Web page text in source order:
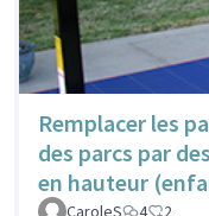
Remplacer les
des parcs par
en hauteur
CaroleS 4 2